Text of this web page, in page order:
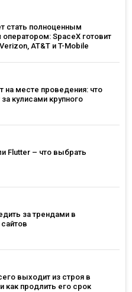
стать полноценным
SpaceX готовит
AT&T и T-Mobile
на месте проведения: что
кулисами крупного
Flutter – что выбрать
за трендами в
выходит из строя в
как продлить его срок